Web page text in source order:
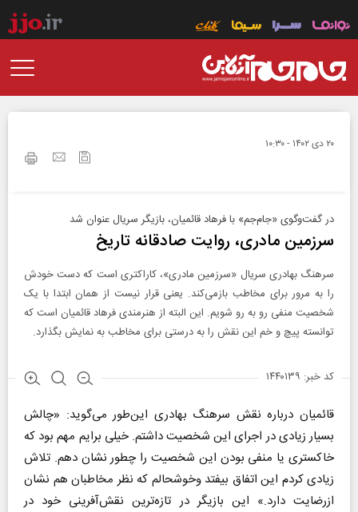
۲۰ دی ۱۴۰۲ - ۱۰:۳۰
در گفت‌وگوی «جام‌جم» با فرهاد قائمیان، بازیگر سریال عنوان شد
سرزمین مادری، روایت صادقانه تاریخ
سرهنگ بهادری سریال «سرزمین مادری»، کاراکتری است که دست خودش
را به مرور برای مخاطب بازمی‌کند. یعنی قرار نیست از همان ابتدا با یک
شخصیت منفی رو به رو شویم. این البته از هنرمندی فرهاد قائمیان است که
توانسته پیچ و خم این نقش را به درستی برای مخاطب به نمایش بگذارد.
کد خبر: ۱۴۴۰۱۳۹
قائمیان درباره نقش سرهنگ بهادری این‌طور می‌گوید: «چالش
بسیار زیادی در اجرای این شخصیت داشتم. خیلی برایم مهم بود که
خاکستری یا منفی بودن این شخصیت را چطور نشان دهم. تلاش
زیادی کردم این اتفاق بیفتد وخوشحالم که نظر مخاطبان هم نشان
ازرضایت دارد.» این بازیگر در تازه‌ترین نقش‌آفرینی خود در